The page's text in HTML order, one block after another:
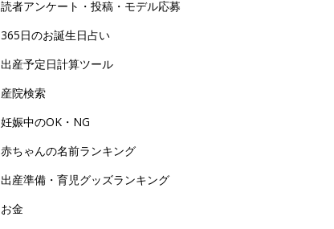
読者アンケート・投稿・モデル応募
365日のお誕生日占い
出産予定日計算ツール
産院検索
妊娠中のOK・NG
赤ちゃんの名前ランキング
出産準備・育児グッズランキング
お金